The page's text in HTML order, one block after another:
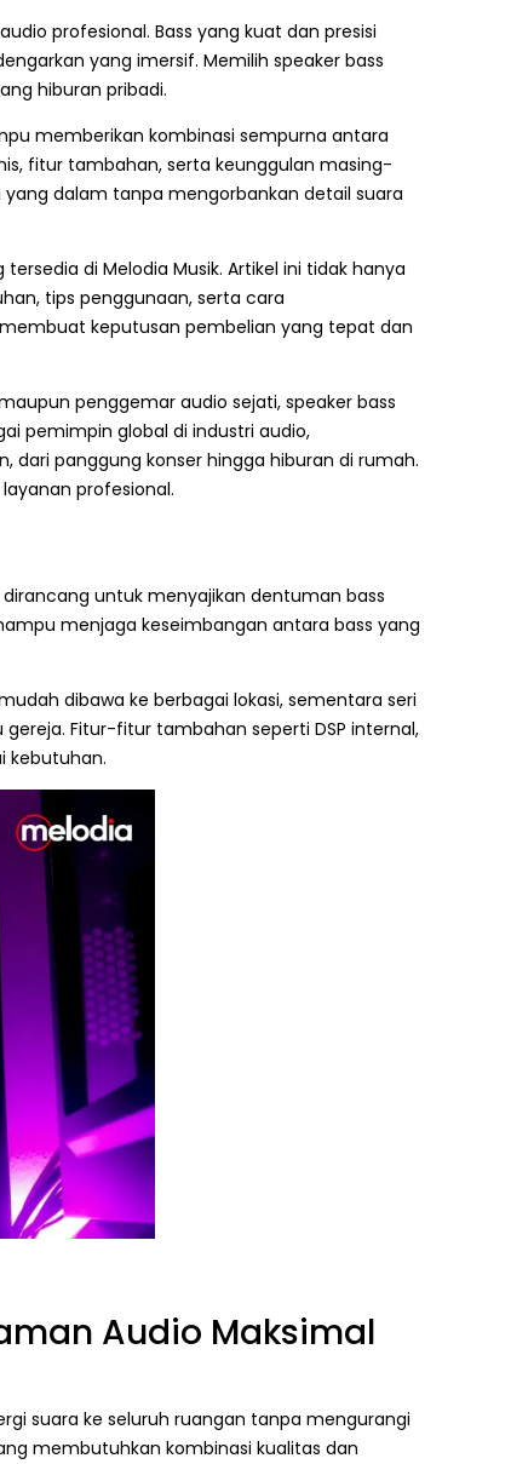
profesional. Bass yang kuat dan presisi
yang imersif. Memilih speaker bass
hiburan pribadi.
memberikan kombinasi sempurna antara
fitur tambahan, serta keunggulan masing-
dalam tanpa mengorbankan detail suara
tersedia di Melodia Musik. Artikel ini tidak hanya
tips penggunaan, serta cara
keputusan pembelian yang tepat dan
penggemar audio sejati, speaker bass
pemimpin global di industri audio,
dari panggung konser hingga hiburan di rumah.
profesional.
untuk menyajikan dentuman bass
menjaga keseimbangan antara bass yang
dibawa ke berbagai lokasi, sementara seri
Fitur-fitur tambahan seperti DSP internal,
kebutuhan.
Audio Maksimal
suara ke seluruh ruangan tanpa mengurangi
membutuhkan kombinasi kualitas dan